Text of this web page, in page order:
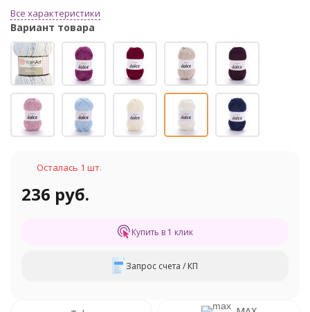
Все характеристики
Вариант товара
Осталась 1 шт.
236 руб.
Купить в 1 клик
Запрос счета / КП